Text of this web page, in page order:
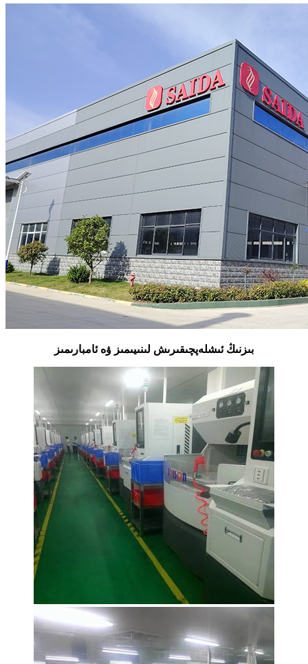
بىزنىڭ ئىشلەپچىقىرىش لىنىيىمىز ۋە ئامبارىمىز